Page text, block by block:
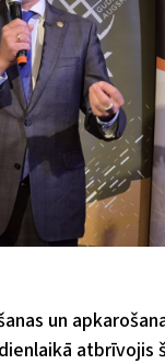
un
atbrīvojis